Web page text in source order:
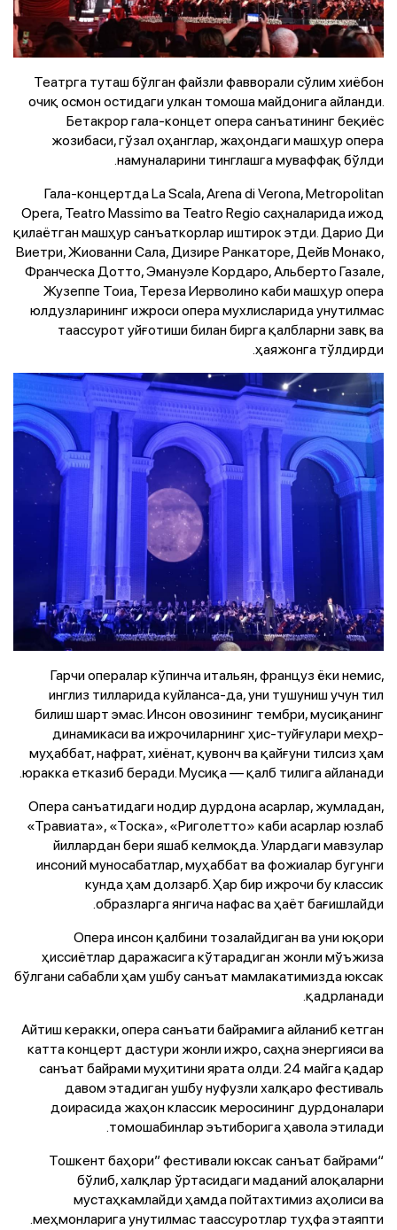
Театрга туташ бўлган файзли фавворали сўлим хиёбон
очиқ осмон остидаги улкан томоша майдонига айланди.
Бетакрор гала-концет опера санъатининг беқиёс
жозибаси, гўзал оҳанглар, жаҳондаги машҳур опера
намуналарини тинглашга муваффақ бўлди.
Гала-концертда La Scala, Arena di Verona, Metropolitan
Opera, Teatro Massimo вa Teatro Regio саҳналарида ижод
қилаётган машҳур санъаткорлар иштирок этди. Дарио Ди
Виетри, Жиованни Сала, Дизире Ранкаторе, Дейв Монако,
Франческа Дотто, Эмануэле Кордаро, Альберто Газале,
Жузеппе Тоиа, Тереза Иерволино каби машҳур опера
юлдузларининг ижроси опера мухлисларида унутилмас
таассурот уйғотиши билан бирга қалбларни завқ ва
ҳаяжонга тўлдирди.
Гарчи опералар кўпинча итальян, француз ёки немис,
инглиз тилларида куйланса-да, уни тушуниш учун тил
билиш шарт эмас. Инсон овозининг тембри, мусиқанинг
динамикаси ва ижрочиларнинг ҳис-туйғулари меҳр-
муҳаббат, нафрат, хиёнат, қувонч ва қайғуни тилсиз ҳам
юракка етказиб беради. Мусиқа — қалб тилига айланади.
Опера санъатидаги нодир дурдона асарлар, жумладан,
«Травиата», «Тоска», «Риголетто» каби асарлар юзлаб
йиллардан бери яшаб келмоқда. Улардаги мавзулар
инсоний муносабатлар, муҳаббат ва фожиалар бугунги
кунда ҳам долзарб. Ҳар бир ижрочи бу классик
образларга янгича нафас ва ҳаёт бағишлайди.
Опера инсон қалбини тозалайдиган ва уни юқори
ҳиссиётлар даражасига кўтарадиган жонли мўъжиза
бўлгани сабабли ҳам ушбу санъат мамлакатимизда юксак
қадрланади.
Айтиш керакки, опера санъати байрамига айланиб кетган
катта концерт дастури жонли ижро, саҳна энергияси ва
санъат байрами муҳитини ярата олди. 24 майга қадар
давом этадиган ушбу нуфузли халқаро фестиваль
доирасида жаҳон классик меросининг дурдоналари
томошабинлар эътиборига ҳавола этилади.
“Тошкент баҳори” фестивали юксак санъат байрами
бўлиб, халқлар ўртасидаги маданий алоқаларни
мустаҳкамлайди ҳамда пойтахтимиз аҳолиси ва
меҳмонларига унутилмас таассуротлар туҳфа этаяпти.